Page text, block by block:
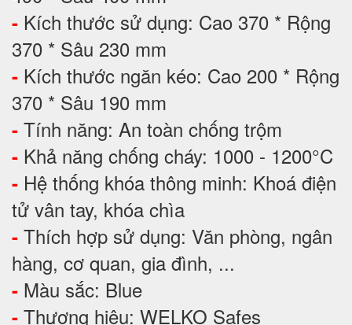
- Kích thước sử dụng: Cao 370 * Rộng
370 * Sâu 230 mm
- Kích thước ngăn kéo: Cao 200 * Rộng
370 * Sâu 190 mm
- Tính năng: An toàn chống trộm
- Khả năng chống cháy: 1000 - 1200°C
- Hệ thống khóa thông minh: Khoá điện
tử vân tay, khóa chìa
- Thích hợp sử dụng: Văn phòng, ngân
hàng, cơ quan, gia đình, ...
- Màu sắc: Blue
- Thương hiệu: WELKO Safes